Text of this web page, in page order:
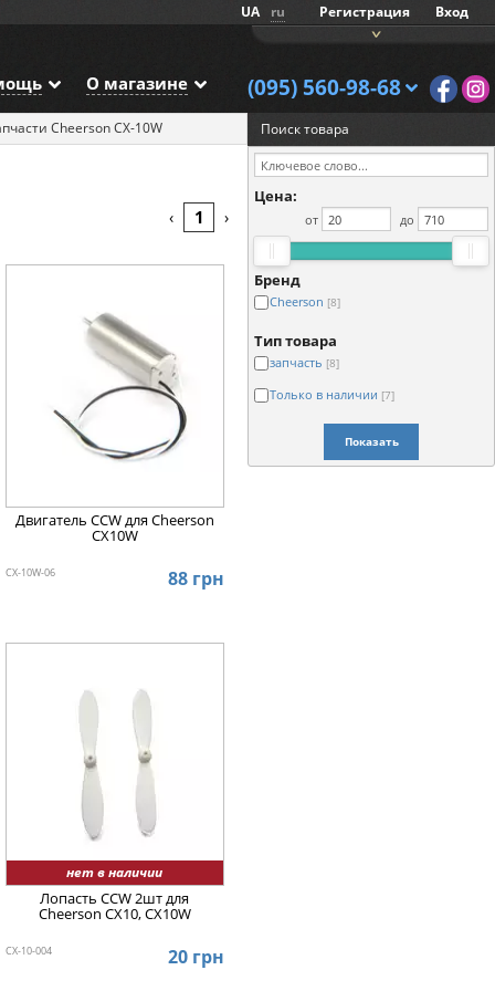
UA ru Регистрация Вход
О магазине (095) 560-98-68
Cheerson CX-10W
‹ 1 ›
Двигатель CCW для Cheerson
CX10W
CX-10W-06 88 грн
нет в наличии
Лопасть CCW 2шт для
Cheerson CX10, CX10W
CX-10-004 20 грн
Поиск товара
Цена:
от до
Бренд
Cheerson [8]
Тип товара
запчасть [8]
Только в наличии [7]
Показать